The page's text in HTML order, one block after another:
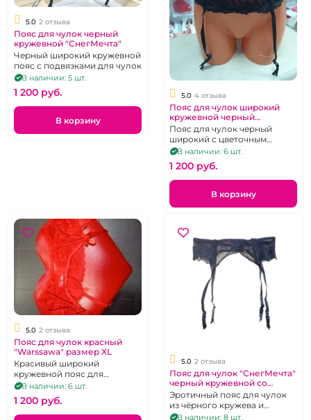
5.0 2 отзыва
Пояс для чулок черный
кружевной "СнегМечта"
Черный широкий кружевной
пояс с подвязками для чулок
В наличии: 5 шт.
1 200 pуб.
В корзину
5.0 4 отзыва
Пояс для чулок широкий
кружевной черный
"СнегМечта"
Пояс для чулок черный
широкий с цветочным
узором
В наличии: 6 шт.
1 200 pуб.
В корзину
5.0 2 отзыва
Пояс для чулок красный
"Warssawa" размер XL
Красивый широкий
кружевной пояс для
чуок.Размер 48-52
В наличии: 6 шт.
1 200 pуб.
5.0 2 отзыва
Пояс для чулок "СнегМечта"
черный кружевной со
вставкой микросетка
Эротичный пояс для чулок
из чёрного кружева и
микросетки. Размер М.
В наличии: 8 шт.